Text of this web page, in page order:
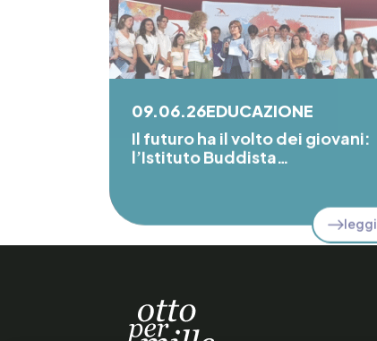
09.06.26EDUCAZIONE
Il futuro ha il volto dei giovani:
l’Istituto Buddista…
leggi